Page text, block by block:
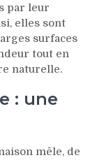
par leur
elles sont
surfaces
tout en
naturelle.
: une
mêle, de